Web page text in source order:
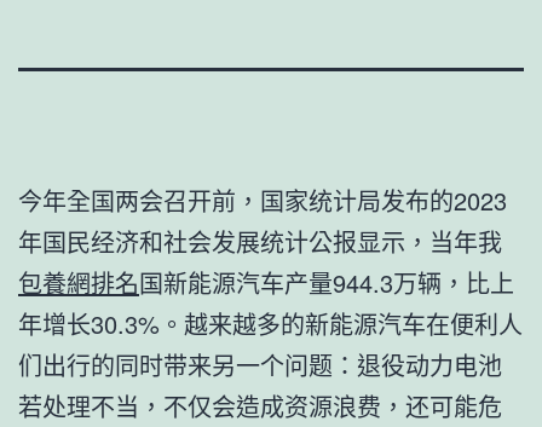
今年全国两会召开前，国家统计局发布的2023
年国民经济和社会发展统计公报显示，当年我
包養網排名国新能源汽车产量944.3万辆，比上
年增长30.3%。越来越多的新能源汽车在便利人
们出行的同时带来另一个问题：退役动力电池
若处理不当，不仅会造成资源浪费，还可能危